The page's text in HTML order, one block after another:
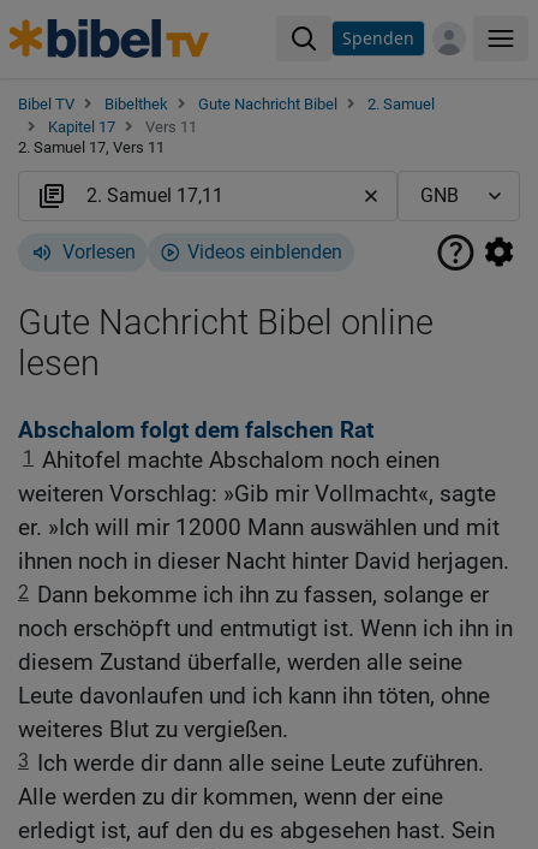
Spenden
Bibel TV Bibelthek Gute Nachricht Bibel
2. Samuel
Kapitel 17
Vers 11
2. Samuel 17, Vers 11
Vorlesen Videos einblenden
Gute Nachricht Bibel online
lesen
Abschalom folgt dem falschen Rat
1 Ahitofel machte Abschalom noch einen
weiteren Vorschlag: »Gib mir Vollmacht«, sagte
er. »Ich will mir 12000 Mann auswählen und mit
ihnen noch in dieser Nacht hinter David herjagen.
2 Dann bekomme ich ihn zu fassen, solange er
noch erschöpft und entmutigt ist. Wenn ich ihn in
diesem Zustand überfalle, werden alle seine
Leute davonlaufen und ich kann ihn töten, ohne
weiteres Blut zu vergießen.
3 Ich werde dir dann alle seine Leute zuführen.
Alle werden zu dir kommen, wenn der eine
erledigt ist, auf den du es abgesehen hast. Sein